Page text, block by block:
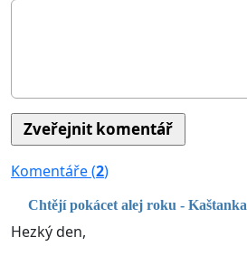
Komentáře (2)
Chtějí pokácet alej roku - Kaštanka
Hezký den,